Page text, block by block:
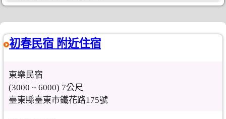
初春民宿 附近住宿
東樂民宿
(3000 ~ 6000) 7公尺
臺東縣臺東市鐵花路175號